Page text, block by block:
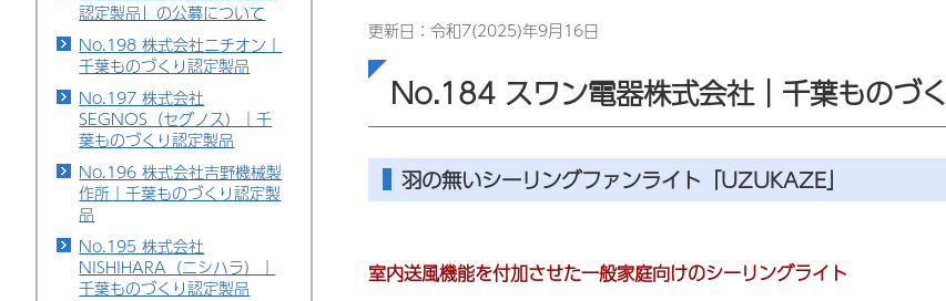
認定製品」の公募について
No.198 株式会社ニチオン｜
千葉ものづくり認定製品
No.197 株式会社
SEGNOS（セグノス）｜千
葉ものづくり認定製品
No.196 株式会社吉野機械製
作所｜千葉ものづくり認定製
品
No.195 株式会社
NISHIHARA（ニシハラ）｜
千葉ものづくり認定製品
更新日：令和7(2025)年9月16日
No.184 スワン電器株式会社｜千葉ものづ
羽の無いシーリングファンライト「UZUKAZE」
室内送風機能を付加させた一般家庭向けのシーリングライト